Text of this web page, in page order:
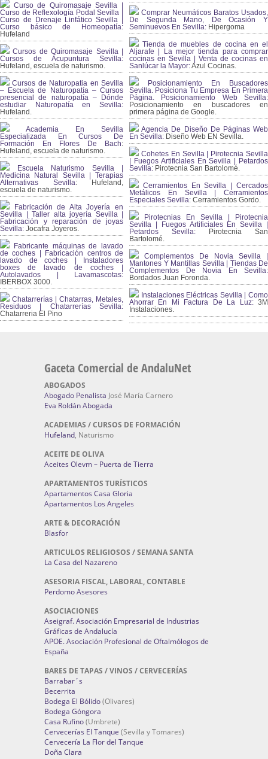
Curso de Quiromasaje Sevilla |
Curso de Reflexología Podal Sevilla |
Curso de Drenaje Linfático Sevilla |
Curso básico de Homeopatía:
Hufeland
Cursos de Quiromasaje Sevilla |
Cursos de Acupuntura Sevilla:
Hufeland, escuela de naturismo.
Cursos de Naturopatia en Sevilla
– Escuela de Naturopatía – Cursos
presencial de naturopatía – Dónde
estudiar Naturopatía en Sevilla:
Hufeland.
Academia En Sevilla
Especializada En Cursos De
Formación En Flores De Bach:
Hufeland, escuela de naturismo.
Escuela Naturismo Sevilla |
Medicina Natural Sevilla | Terapias
Alternativas Sevilla: Hufeland,
escuela de naturismo.
Fabricación de Alta Joyería en
Sevilla | Taller alta joyería Sevilla |
Fabricación y reparación de joyas
Sevilla: Jocafra Joyeros.
Fabricante máquinas de lavado
de coches | Fabricación centros de
lavado de coches | Instaladores
boxes de lavado de coches |
Autolavados | Lavamascotas:
IBERBOX 3000.
Chatarrerías | Chatarras, Metales,
Residuos | Chatarrerías Sevilla:
Chatarreria El Pino
Comprar Neumáticos Baratos Usados,
De Segunda Mano, De Ocasión Y
Seminuevos En Sevilla: Hipergoma
Tienda de muebles de cocina en el
Aljarafe | La mejor tienda para comprar
cocinas en Sevilla | Venta de cocinas en
Sanlúcar la Mayor:Azul Cocinas.
Posicionamiento En Buscadores
Sevilla. Posiciona Tu Empresa En Primera
Página. Posicionamiento Web Sevilla:
Posicionamiento en buscadores en
primera página de Google.
Agencia De Diseño De Páginas Web
En Sevilla: Diseño Web EN Sevilla.
Cohetes En Sevilla | Pirotecnia Sevilla
| Fuegos Artificiales En Sevilla | Petardos
Sevilla: Pirotecnia San Bartolomé.
Cerramientos En Sevilla | Cercados
Metálicos En Sevilla | Cerramientos
Especiales Sevilla: Cerramientos Gordo.
Pirotecnias En Sevilla | Pirotecnia
Sevilla | Fuegos Artificiales En Sevilla |
Petardos Sevilla: Pirotecnia San
Bartolomé.
Complementos De Novia Sevilla |
Mantones Y Mantillas Sevilla | Tiendas De
Complementos De Novia En Sevilla:
Bordados Juan Foronda.
Instalaciones Eléctricas Sevilla | Como
Ahorrar En Mi Factura De La Luz:3M
Instalaciones.
Gaceta Comercial de AndaluNet
ABOGADOS
Abogado Penalista José María Carnero
Eva Roldán Abogada
ACADEMIAS / CURSOS DE FORMACIÓN
Hufeland, Naturismo
ACEITE DE OLIVA
Aceites Olevm – Puerta de Tierra
APARTAMENTOS TURÍSTICOS
Apartamentos Casa Gloria
Apartamentos Los Angeles
ARTE & DECORACIÓN
Blasfor
ARTICULOS RELIGIOSOS / SEMANA SANTA
La Casa del Nazareno
ASESORIA FISCAL, LABORAL, CONTABLE
Perdomo Asesores
ASOCIACIONES
Aseigraf. Asociación Empresarial de Industrias
Gráficas de Andalucía
APOE. Asociación Profesional de Oftalmólogos de
España
BARES DE TAPAS / VINOS / CERVECERÍAS
Barrabar´s
Becerrita
Bodega El Bólido(Olivares)
Bodega Góngora
Casa Rufino(Umbrete)
Cervecerías El Tanque (Sevilla y Tomares)
Cervecería La Flor del Tanque
Doña Clara